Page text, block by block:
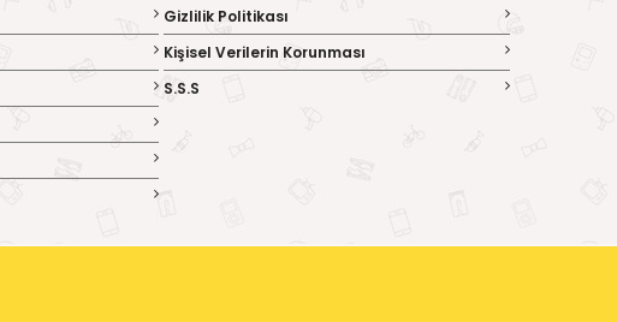
Gizlilik Politikası
Kişisel Verilerin Korunması
S.S.S